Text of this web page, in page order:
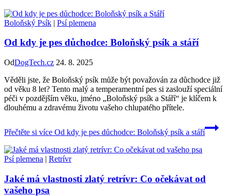
Boloňský Psík | Psí plemena
Od kdy je pes důchodce: Boloňský psík a stáří
OdDogTech.cz 24. 8. 2025
Věděli jste, že Boloňský psík může být považován za důchodce již
od věku 8 let? Tento malý a temperamentní pes si zaslouží speciální
péči v pozdějším věku, jméno „Boloňský psík a Stáří“ je klíčem k
dlouhému a zdravému životu vašeho chlupatého přítele.
Přečtěte si více Od kdy je pes důchodce: Boloňský psík a stáří
Psí plemena | Retrívr
Jaké má vlastnosti zlatý retrívr: Co očekávat od
vašeho psa